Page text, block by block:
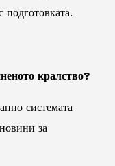
подготовката.
кралство?
системата
за